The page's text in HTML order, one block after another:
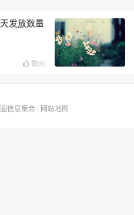
发放数量
赞(0)
信息集合 网站地图